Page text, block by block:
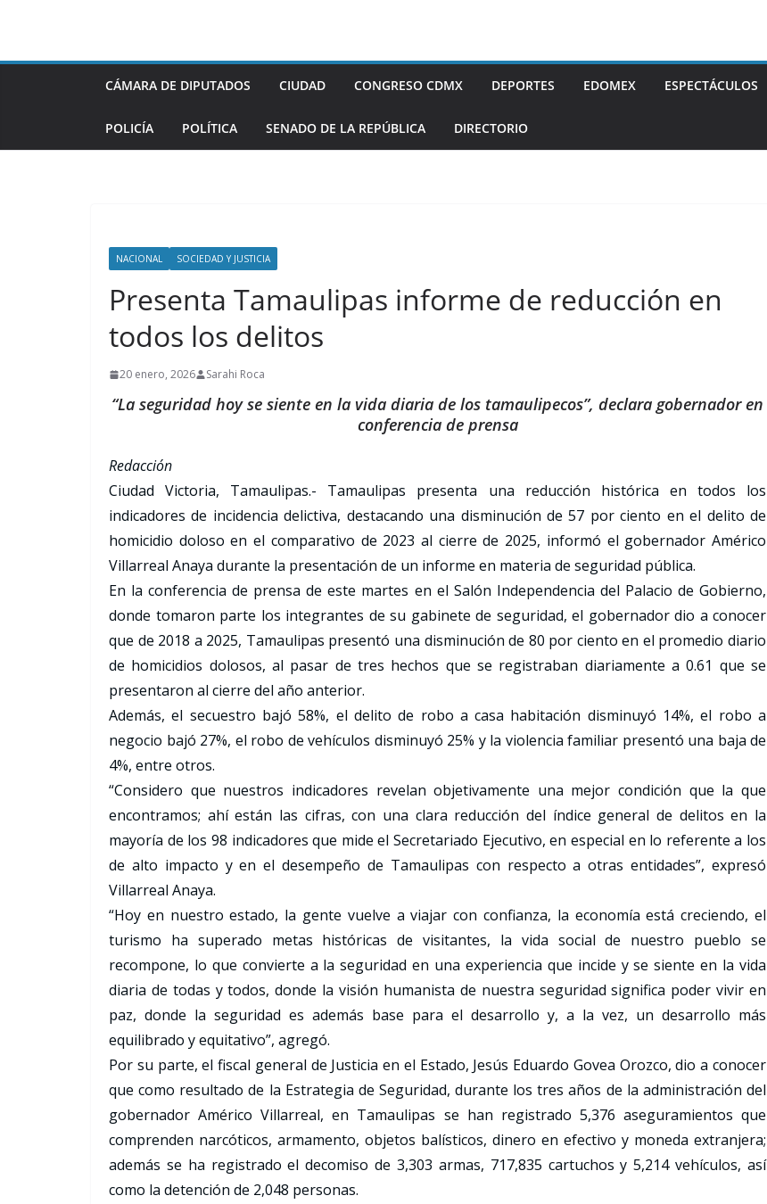
contenido
CÁMARA DE DIPUTADOS CIUDAD CONGRESO CDMX DEPORTES EDOMEX ESPECTÁCULOS
POLICÍA POLÍTICA SENADO DE LA REPÚBLICA DIRECTORIO
NACIONAL SOCIEDAD Y JUSTICIA
Presenta Tamaulipas informe de reducción en
todos los delitos
20 enero, 2026 Sarahi Roca
“La seguridad hoy se siente en la vida diaria de los tamaulipecos”, declara gobernador en
conferencia de prensa
Redacción
Ciudad Victoria, Tamaulipas.- Tamaulipas presenta una reducción histórica en todos los
indicadores de incidencia delictiva, destacando una disminución de 57 por ciento en el delito de
homicidio doloso en el comparativo de 2023 al cierre de 2025, informó el gobernador Américo
Villarreal Anaya durante la presentación de un informe en materia de seguridad pública.
En la conferencia de prensa de este martes en el Salón Independencia del Palacio de Gobierno,
donde tomaron parte los integrantes de su gabinete de seguridad, el gobernador dio a conocer
que de 2018 a 2025, Tamaulipas presentó una disminución de 80 por ciento en el promedio diario
de homicidios dolosos, al pasar de tres hechos que se registraban diariamente a 0.61 que se
presentaron al cierre del año anterior.
Además, el secuestro bajó 58%, el delito de robo a casa habitación disminuyó 14%, el robo a
negocio bajó 27%, el robo de vehículos disminuyó 25% y la violencia familiar presentó una baja de
4%, entre otros.
“Considero que nuestros indicadores revelan objetivamente una mejor condición que la que
encontramos; ahí están las cifras, con una clara reducción del índice general de delitos en la
mayoría de los 98 indicadores que mide el Secretariado Ejecutivo, en especial en lo referente a los
de alto impacto y en el desempeño de Tamaulipas con respecto a otras entidades”, expresó
Villarreal Anaya.
“Hoy en nuestro estado, la gente vuelve a viajar con confianza, la economía está creciendo, el
turismo ha superado metas históricas de visitantes, la vida social de nuestro pueblo se
recompone, lo que convierte a la seguridad en una experiencia que incide y se siente en la vida
diaria de todas y todos, donde la visión humanista de nuestra seguridad significa poder vivir en
paz, donde la seguridad es además base para el desarrollo y, a la vez, un desarrollo más
equilibrado y equitativo”, agregó.
Por su parte, el fiscal general de Justicia en el Estado, Jesús Eduardo Govea Orozco, dio a conocer
que como resultado de la Estrategia de Seguridad, durante los tres años de la administración del
gobernador Américo Villarreal, en Tamaulipas se han registrado 5,376 aseguramientos que
comprenden narcóticos, armamento, objetos balísticos, dinero en efectivo y moneda extranjera;
además se ha registrado el decomiso de 3,303 armas, 717,835 cartuchos y 5,214 vehículos, así
como la detención de 2,048 personas.